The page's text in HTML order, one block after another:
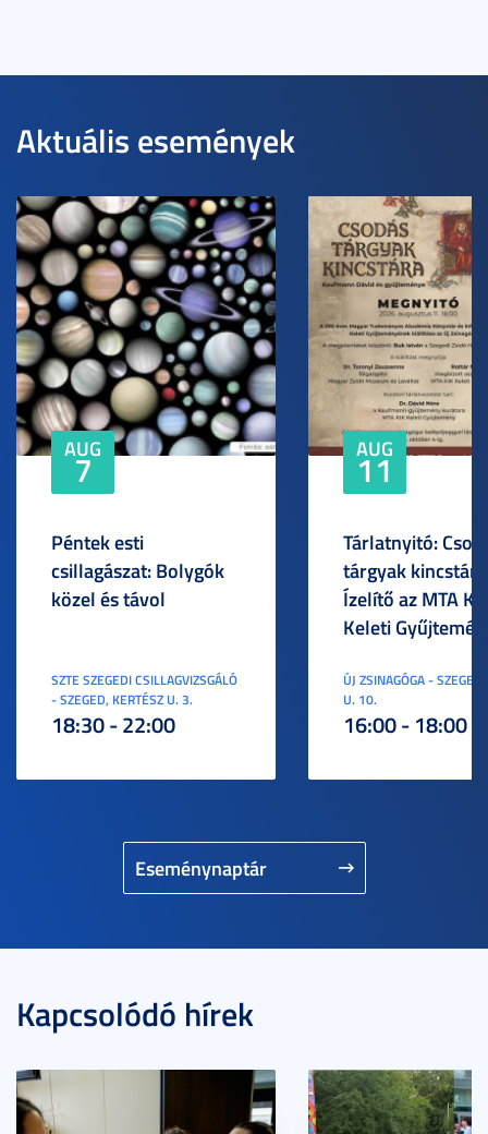
Aktuális események
Eseménynaptár
AUG
7
Péntek esti
csillagászat: Bolygók
közel és távol
SZTE SZEGEDI CSILLAGVIZSGÁLÓ
- SZEGED, KERTÉSZ U. 3.
18:30 - 22:00
AUG
11
Tárlatnyitó:
tárgyak
Ízelítő az MTA
Keleti
ÚJ ZSINAGÓGA -
U. 10.
16:00 - 18:00
Kapcsolódó hírek